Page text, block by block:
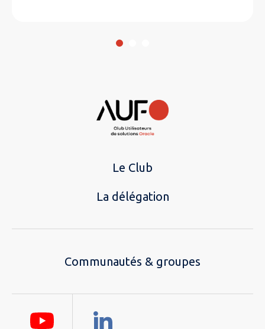
Le Club
La délégation
Communautés & groupes